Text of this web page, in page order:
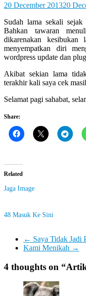
Your
Brain
Let
You
Feel
It
20 December 201320
Sudah lama sekali
Bahkan tawaran
dikarenakan
menyempatkan diri
wordpress update dan
Akibat sekian lama
terakhir kali saya cek
Selamat pagi sahabat,
Share:
Related
Jaga Image
48 Masuk Ke Sini
← Saya Tidak Jadi
Kami Menikah →
4 thoughts on “